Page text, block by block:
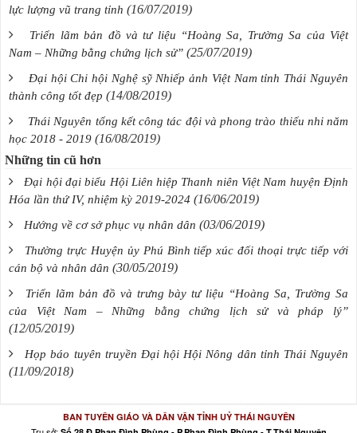
lực lượng vũ trang tỉnh (16/07/2019)
Triển lãm bản đồ và tư liệu “Hoàng Sa, Trường Sa của Việt
Nam – Những bằng chứng lịch sử” (25/07/2019)
Đại hội Chi hội Nghệ sỹ Nhiếp ảnh Việt Nam tỉnh Thái Nguyên
thành công tốt đẹp (14/08/2019)
Thái Nguyên tổng kết công tác đội và phong trào thiếu nhi năm
học 2018 - 2019 (16/08/2019)
Những tin cũ hơn
Đại hội đại biểu Hội Liên hiệp Thanh niên Việt Nam huyện Định
Hóa lần thứ IV, nhiệm kỳ 2019-2024 (16/06/2019)
Hướng về cơ sở phục vụ nhân dân (03/06/2019)
Thường trực Huyện ủy Phú Bình tiếp xúc đối thoại trực tiếp với
cán bộ và nhân dân (30/05/2019)
Triển lãm bản đồ và trưng bày tư liệu “Hoàng Sa, Trường Sa
của Việt Nam – Những bằng chứng lịch sử và pháp lý”
(12/05/2019)
Họp báo tuyên truyền Đại hội Hội Nông dân tỉnh Thái Nguyên
(11/09/2018)
BAN TUYÊN GIÁO VÀ DÂN VẬN TỈNH UỶ THÁI NGUYÊN